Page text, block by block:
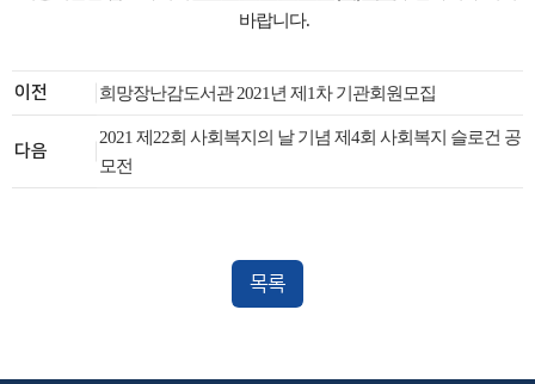
바랍니다.
이전 희망장난감도서관 2021년 제1차 기관회원모집
다음
2021 제22회 사회복지의 날 기념 제4회 사회복지 슬로건 공
모전
목록